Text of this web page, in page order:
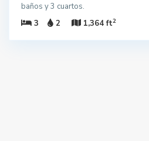
baños y 3 cuartos.
3
2 1,364 ft2